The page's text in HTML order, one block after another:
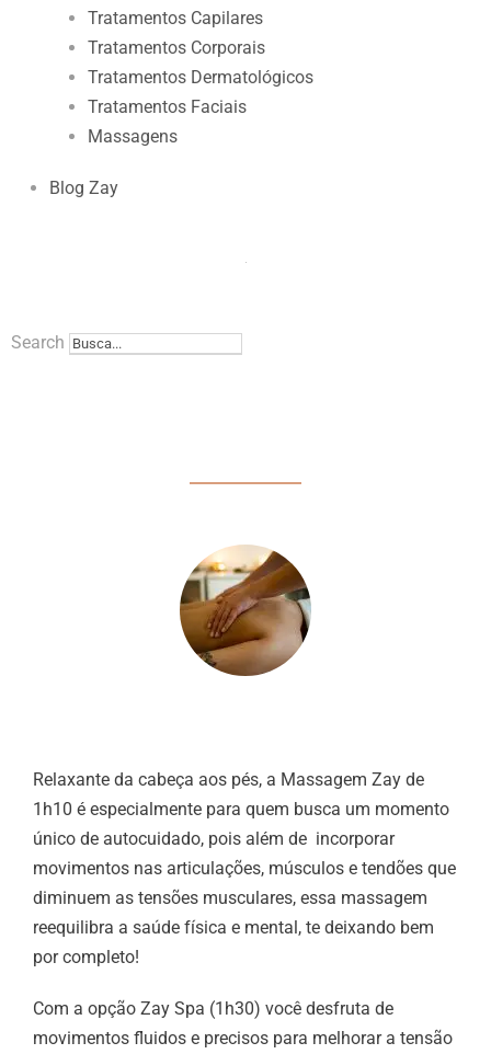
Tratamentos Capilares
Tratamentos Corporais
Tratamentos Dermatológicos
Tratamentos Faciais
Massagens
Blog Zay
Search
Relaxante da cabeça aos pés, a Massagem Zay de
1h10 é especialmente para quem busca um momento
único de autocuidado, pois além de incorporar
movimentos nas articulações, músculos e tendões que
diminuem as tensões musculares, essa massagem
reequilibra a saúde física e mental, te deixando bem
por completo!
Com a opção Zay Spa (1h30) você desfruta de
movimentos fluidos e precisos para melhorar a tensão